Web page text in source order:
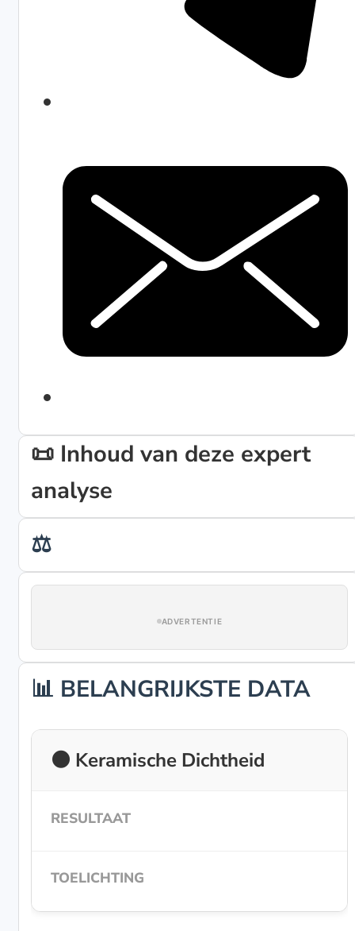
📜 Inhoud van deze expert
analyse
⚖️
ADVERTENTIE
📊 BELANGRIJKSTE DATA
🌑 Keramische Dichtheid